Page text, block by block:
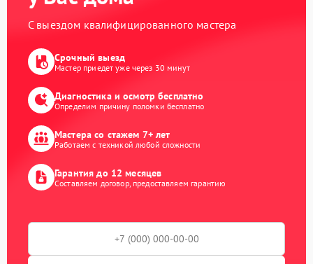
С выездом квалифицированного мастера
Срочный выезд
Мастер приедет уже через 30 минут
Диагностика и осмотр бесплатно
Определим причину поломки бесплатно
Мастера со стажем 7+ лет
Работаем с техникой любой сложности
Гарантия до 12 месяцев
Составляем договор, предоставляем гарантию